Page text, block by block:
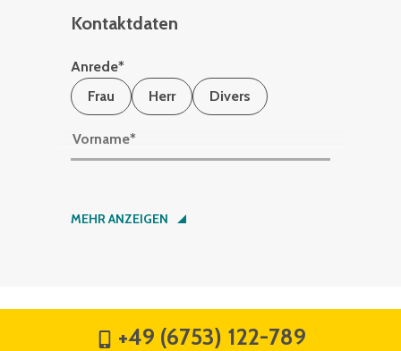
Kontaktdaten
Anrede*
Frau
Herr Divers
Vorname*
Nachname*
MEHR ANZEIGEN
+49 (6753) 122-789